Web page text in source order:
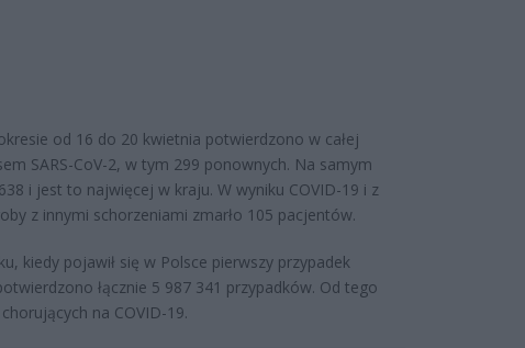
od 16 do 20 kwietnia potwierdzono w całej
SARS-CoV-2, w tym 299 ponownych. Na samym
i jest to najwięcej w kraju. W wyniku COVID-19 i z
z innymi schorzeniami zmarło 105 pacjentów.
kiedy pojawił się w Polsce pierwszy przypadek
łącznie 5 987 341 przypadków. Od tego
na COVID-19.